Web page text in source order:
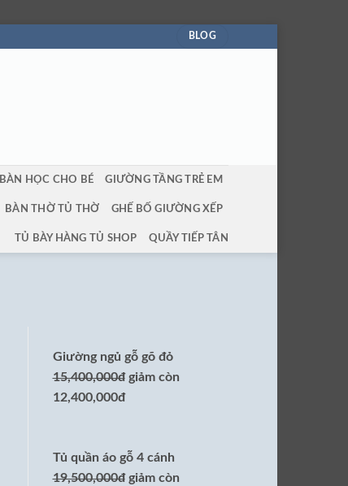
BLOG
BÀN HỌC CHO BÉ GIƯỜNG TẦNG TRẺ EM
BÀN THỜ TỦ THỜ GHẾ BỐ GIƯỜNG XẾP
TỦ BÀY HÀNG TỦ SHOP QUẦY TIẾP TÂN
Giường ngủ gỗ gõ đỏ
15,400,000đgiảm còn
12,400,000đ
Tủ quần áo gỗ 4 cánh
19,500,000đgiảm còn